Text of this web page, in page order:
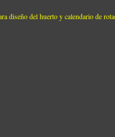
diseño del huerto y calendario de